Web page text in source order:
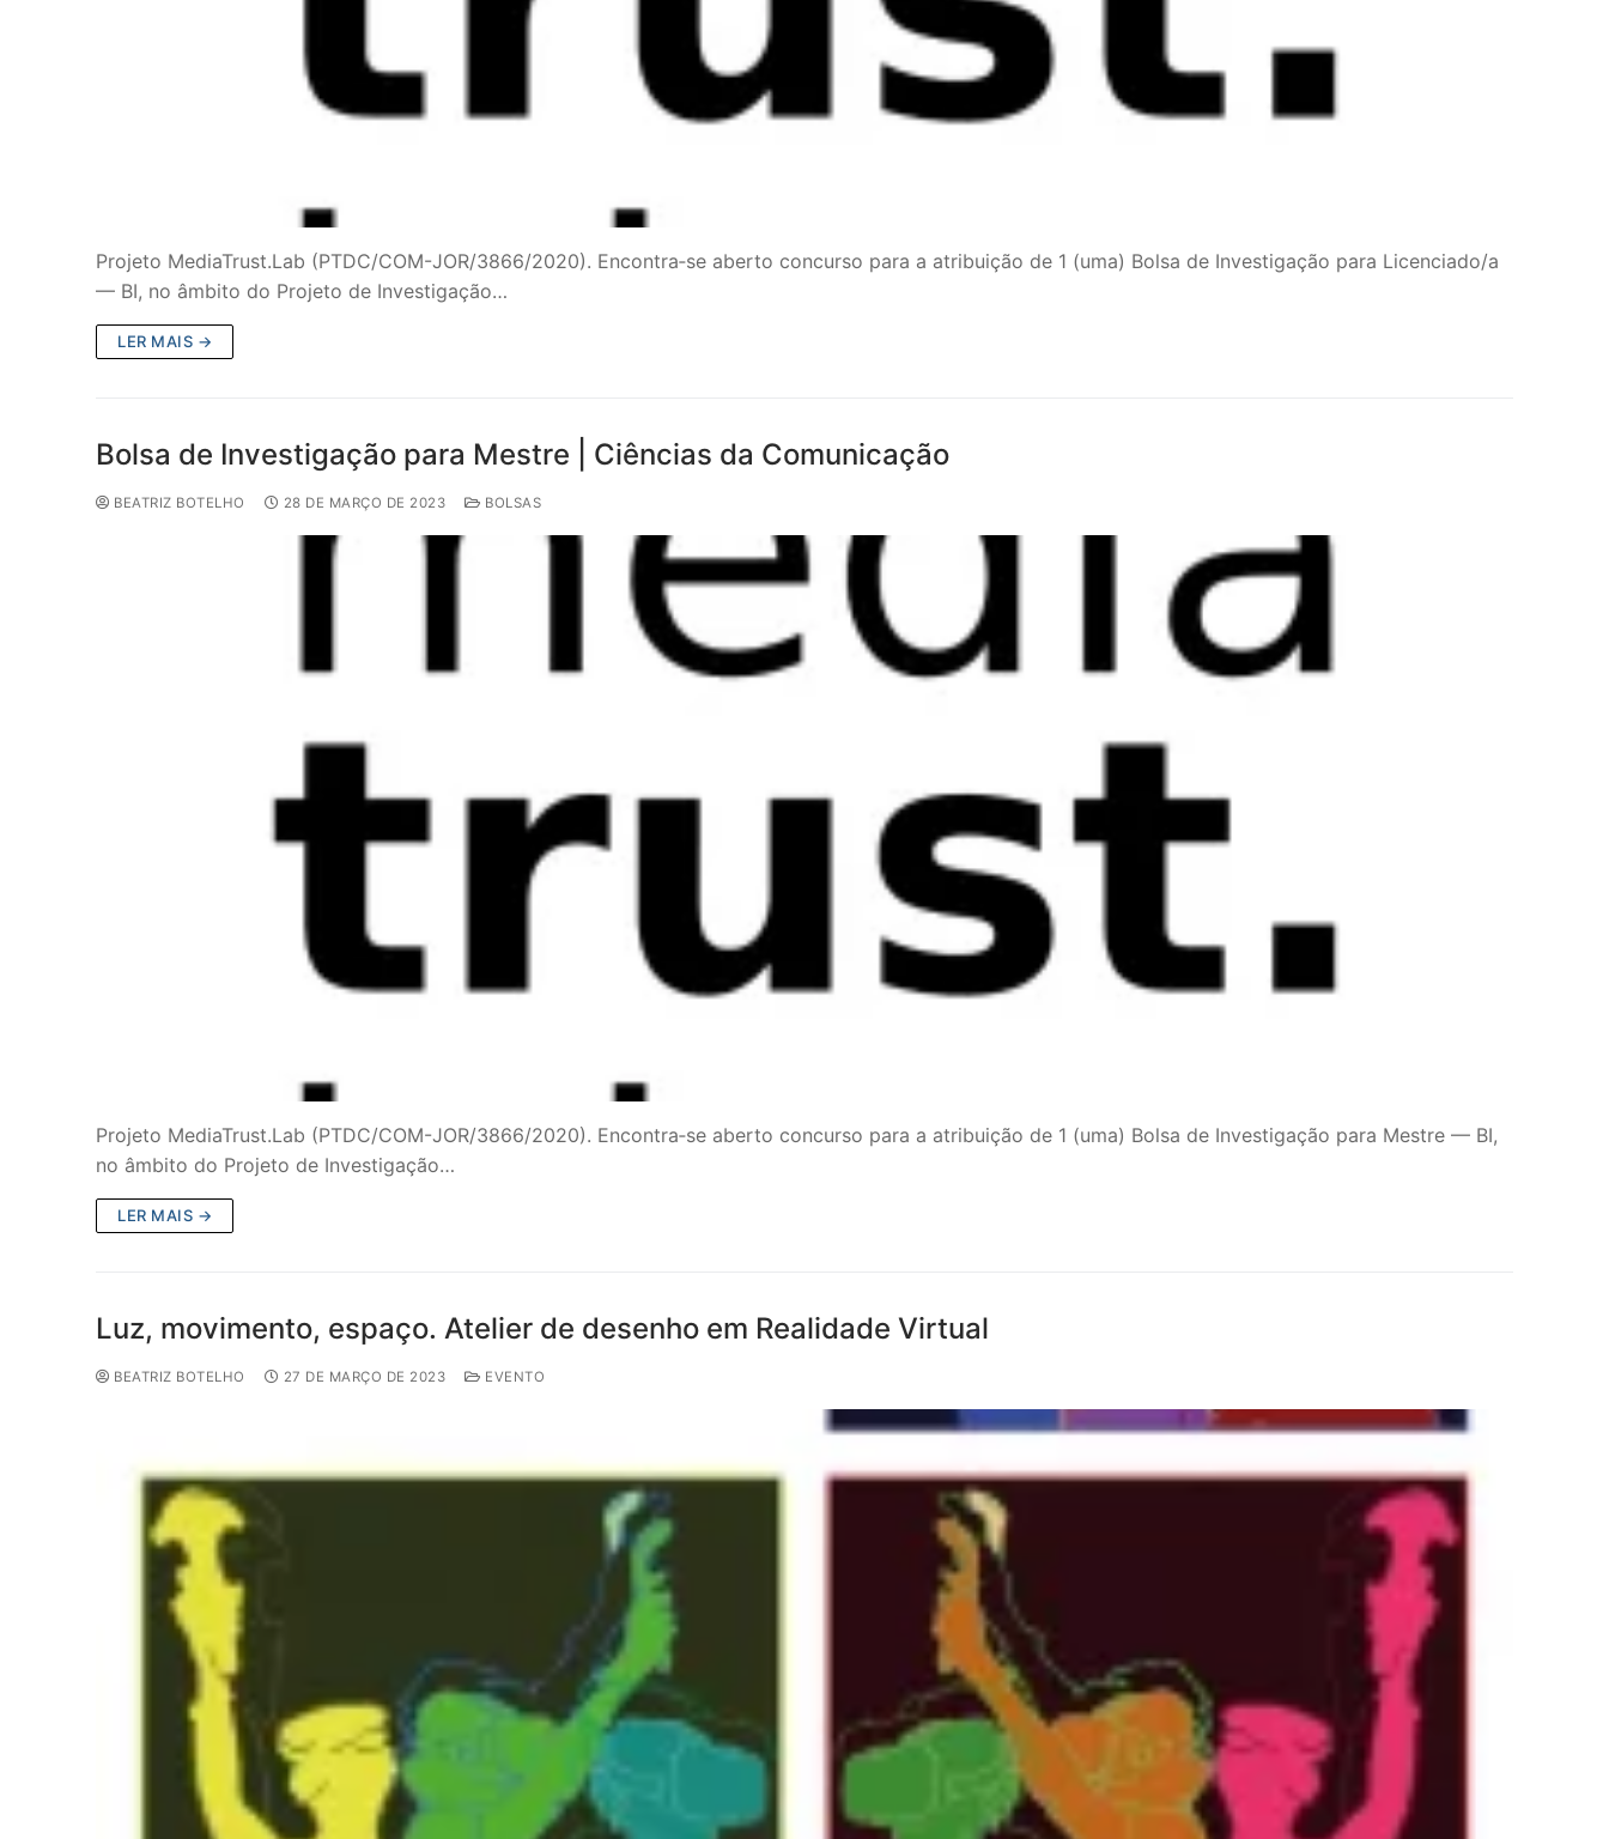
Projeto MediaTrust.Lab (PTDC/COM-JOR/3866/2020). Encontra‐se aberto concurso para a atribuição de 1 (uma) Bolsa de Investigação para Licenciado/a
— BI, no âmbito do Projeto de Investigação…
LER MAIS →
Bolsa de Investigação para Mestre | Ciências da Comunicação
BEATRIZ BOTELHO 28 DE MARÇO DE 2023 BOLSAS
Projeto MediaTrust.Lab (PTDC/COM-JOR/3866/2020). Encontra‐se aberto concurso para a atribuição de 1 (uma) Bolsa de Investigação para Mestre — BI,
no âmbito do Projeto de Investigação…
LER MAIS →
Luz, movimento, espaço. Atelier de desenho em Realidade Virtual
BEATRIZ BOTELHO 27 DE MARÇO DE 2023 EVENTO